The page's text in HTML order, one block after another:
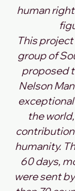
human
This project
group of
proposed
Nelson
the
humanity.
60 days,
were sent